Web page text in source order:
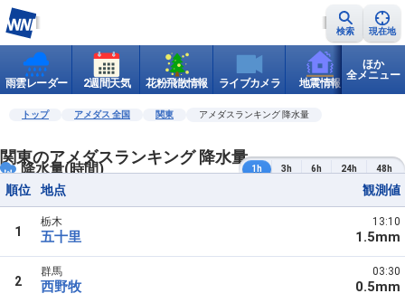
検索 現在地
雨雲レーダー 2週間天気 花粉飛散情報 ライブカメラ 地震情報 世界天
ほか
全メニュー
トップ アメダス 全国 関東 アメダスランキング 降水量
関東のアメダスランキング 降水量
降水量(時間) 1h 3h 6h 24h 48h
順位 地点 観測値
1
栃木
五十里
13:10
1.5mm
2
群馬
西野牧
03:30
0.5mm